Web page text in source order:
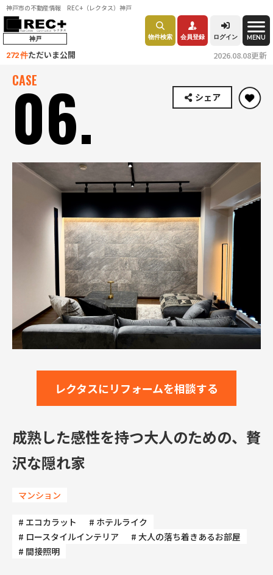
神戸市の不動産情報 REC+（レクタス）神戸
神戸 物件検索 会員登録 ログイン MENU
272 件ただいま公開 2026.08.08更新
CASE
06. シェア
レクタスにリフォームを相談する
成熟した感性を持つ大人のための、贅
沢な隠れ家
マンション
# エコカラット
# ホテルライク
# ロースタイルインテリア
# 大人の落ち着きあるお部屋
# 間接照明